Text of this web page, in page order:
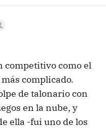
competitivo como el
complicado.
de talonario con
en la nube, y
ella -fui uno de los